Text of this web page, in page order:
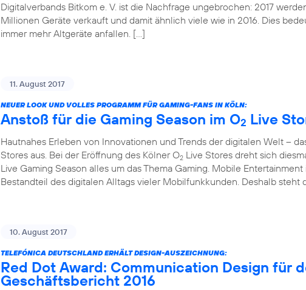
Digitalverbands Bitkom e. V. ist die Nachfrage ungebrochen: 2017
Millionen Geräte verkauft und damit ähnlich viele wie in 2016. Dies
immer mehr Altgeräte anfallen. […]
11. August 2017
NEUER LOOK UND VOLLES PROGRAMM FÜR GAMING-FANS IN KÖLN:
Anstoß für die Gaming Season im O2 Live
Hautnahes Erleben von Innovationen und Trends der digitalen Welt –
Stores aus. Bei der Eröffnung des Kölner O2 Live Stores dreht sich
Live Gaming Season alles um das Thema Gaming. Mobile
Bestandteil des digitalen Alltags vieler Mobilfunkkunden. Deshalb steht
10. August 2017
TELEFÓNICA DEUTSCHLAND ERHÄLT DESIGN-AUSZEICHNUNG:
Red Dot Award: Communication Design für
Geschäftsbericht 2016